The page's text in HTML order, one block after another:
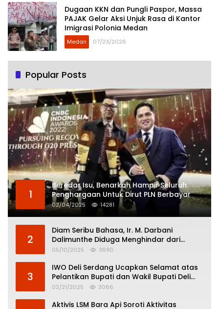
Dugaan KKN dan Pungli Paspor, Massa
PAJAK Gelar Aksi Unjuk Rasa di Kantor
Imigrasi Polonia Medan
Medan 07/23/2026
Popular Posts
1
Beredar Isu, Benarkah Hampir Seluruh
Penghargaan Untuk Dirut PLN Berbayar
02/04/2025 14281
2
Diam Seribu Bahasa, Ir. M. Darbani
Dalimunthe Diduga Menghindar dari
Pertanggungjawaban Politik
05/10/2025 3690
3
IWO Deli Serdang Ucapkan Selamat atas
Pelantikan Bupati dan Wakil Bupati Deli
Serdang
02/21/2025 3066
Aktivis LSM Bara Api Soroti Aktivitas